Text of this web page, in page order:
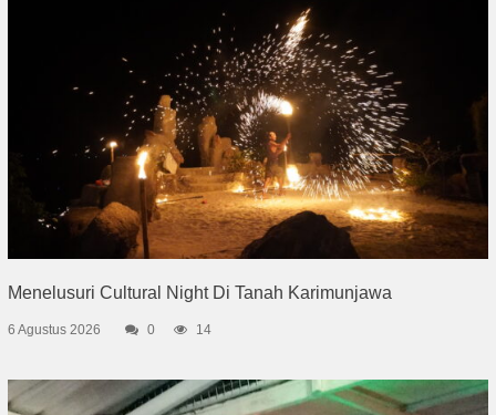
Menelusuri Cultural Night Di Tanah Karimunjawa
6 Agustus 2026 0 14